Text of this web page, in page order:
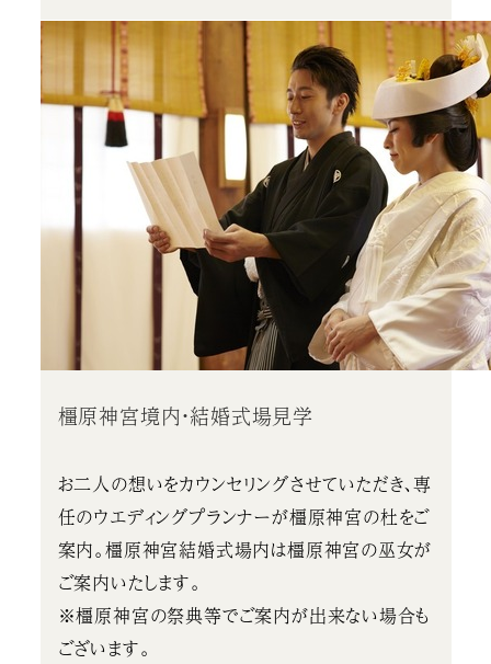
橿原神宮境内・結婚式場見学
お二人の想いをカウンセリングさせていただき、専
任のウエディングプランナーが橿原神宮の杜をご
案内。橿原神宮結婚式場内は橿原神宮の巫女が
ご案内いたします。
※橿原神宮の祭典等でご案内が出来ない場合も
ございます。